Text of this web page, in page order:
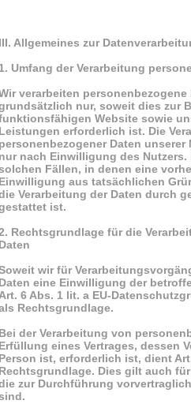
Allgemeines zur
Umfang der Verarbeitung
verarbeiten personenbezogene
nur, soweit dies zur
Website sowie
erforderlich ist. Die
Daten unserer
nach Einwilligung des Nutzers.
Fällen, in denen eine
aus tatsächlichen
Verarbeitung der Daten durch
ist.
Rechtsgrundlage für die
wir für
eine Einwilligung der
6 Abs. 1 lit. a EU-
Rechtsgrundlage.
der Verarbeitung von
eines Vertrages, dessen
ist, erforderlich ist, dient
Dies gilt auch
zur Durchführung